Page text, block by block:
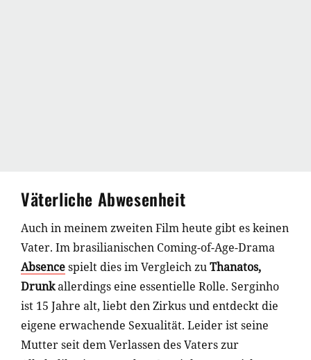
Väterliche Abwesenheit
Auch in meinem zweiten Film heute gibt es keinen
Vater. Im brasilianischen Coming-of-Age-Drama
Absencespielt dies im Vergleich zuThanatos,
Drunkallerdings eine essentielle Rolle. Serginho
ist 15 Jahre alt, liebt den Zirkus und entdeckt die
eigene erwachende Sexualität. Leider ist seine
Mutter seit dem Verlassen des Vaters zur